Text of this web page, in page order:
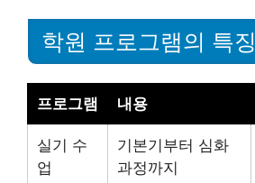
학원 프로그램의 특징
프로그램 내용
실기 수
업
기본기부터 심화
과정까지